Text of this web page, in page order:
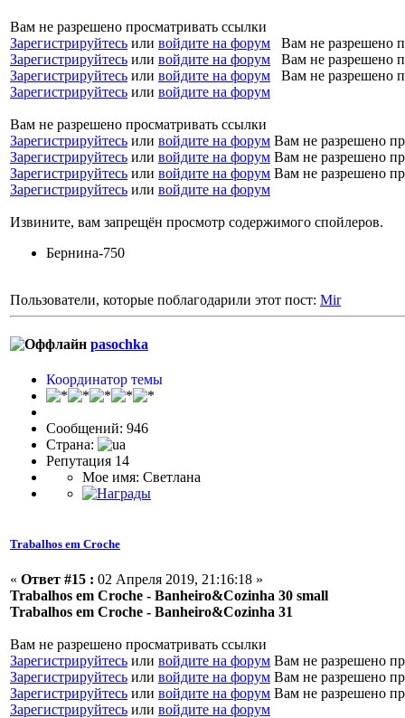
Вам не разрешено просматривать ссылки
Зарегистрируйтесь или войдите на форум Вам не разрешено
Зарегистрируйтесь или войдите на форум Вам не разрешено
Зарегистрируйтесь или войдите на форум Вам не разрешено
Зарегистрируйтесь или войдите на форум
Вам не разрешено просматривать ссылки
Зарегистрируйтесь или войдите на форум Вам не разрешено
Зарегистрируйтесь или войдите на форум Вам не разрешено
Зарегистрируйтесь или войдите на форум Вам не разрешено
Зарегистрируйтесь или войдите на форум
Извините, вам запрещён просмотр содержимого спойлеров.
Бернина-750
Пользователи, которые поблагодарили этот пост: Mir
pasochka
Координатор темы
Сообщений: 946
Страна:
Репутация 14
Мое имя: Светлана
Trabalhos em Croche
« Ответ #15 : 02 Апреля 2019, 21:16:18 »
Trabalhos em Croche - Banheiro&Cozinha 30 small
Trabalhos em Croche - Banheiro&Cozinha 31
Вам не разрешено просматривать ссылки
Зарегистрируйтесь или войдите на форум Вам не разрешено
Зарегистрируйтесь или войдите на форум Вам не разрешено
Зарегистрируйтесь или войдите на форум Вам не разрешено
Зарегистрируйтесь или войдите на форум